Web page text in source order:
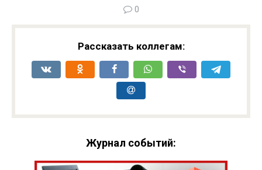
0
Рассказать коллегам:
Журнал событий: